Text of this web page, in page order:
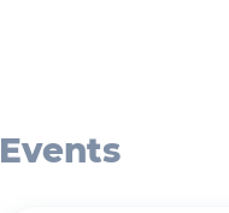
Events